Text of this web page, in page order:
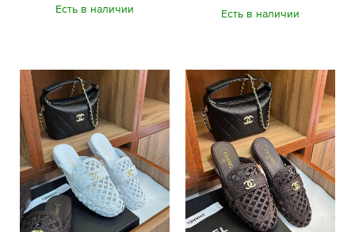
Есть в наличии Есть в наличии